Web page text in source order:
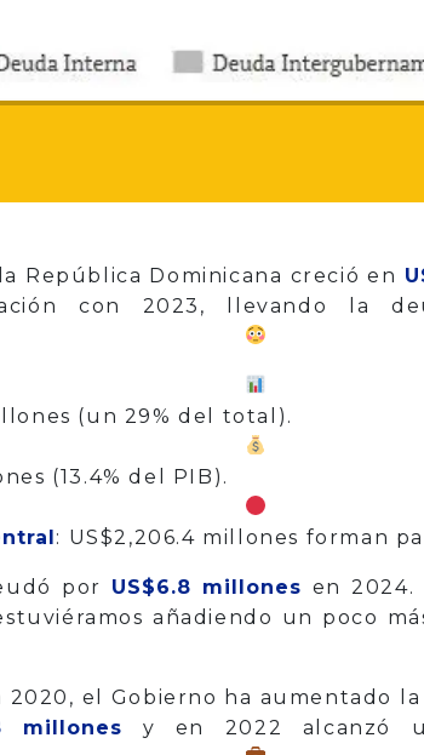
República Dominicana creció en
con 2023, llevando la
(un 29% del total).
(13.4% del PIB).
: US$2,206.4 millones forman
por US$6.8 millones en
añadiendo un poco
el Gobierno ha aumentado
millones y en 2022 alcanzó